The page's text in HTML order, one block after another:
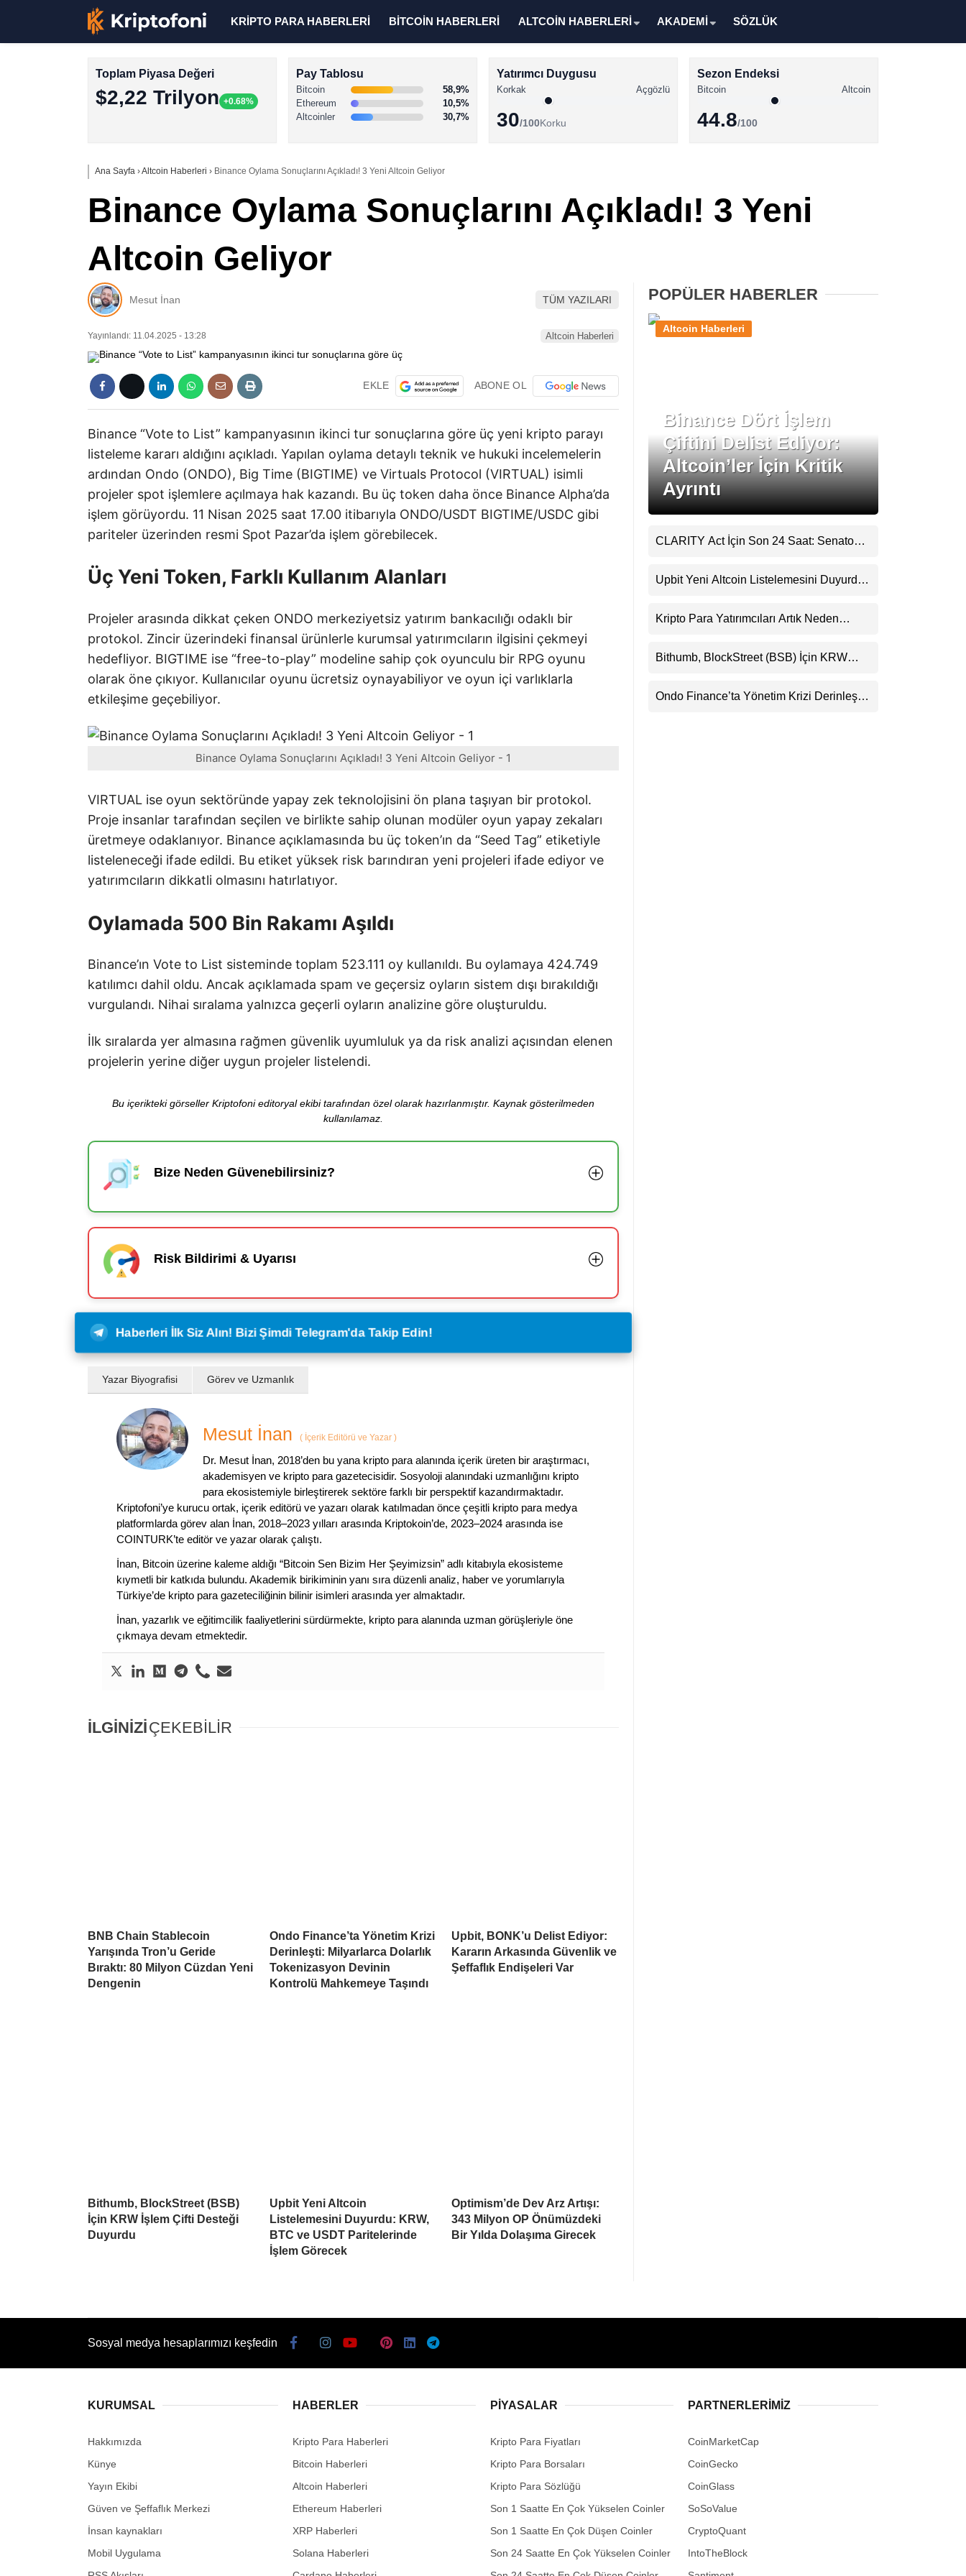
Altcoin Haberleri
XRP Haberleri
Telegram
KRİPTO PARA HABERLERİ BİTCOİN HABERLERİ ALTCOİN HABERLERİ AKADEMİ SÖZLÜK
Toplam Piyasa Değeri
$2,22 Trilyon +0.68%
Pay Tablosu
Bitcoin
58,9%
Ethereum
10,5%
Altcoinler
30,7%
Yatırımcı Duygusu
Korkak Açgözlü
30/100Korku
Sezon Endeksi
Bitcoin Altcoin
44.8/100
Ana Sayfa ›Altcoin Haberleri › Binance Oylama Sonuçlarını Açıkladı! 3 Yeni Altcoin Geliyor
Binance Oylama Sonuçlarını Açıkladı! 3 Yeni
Altcoin Geliyor
Mesut İnan TÜM YAZILARI
Yayınlandı: 11.04.2025 - 13:28 Altcoin Haberleri
EKLE ABONE OL
Binance “Vote to List” kampanyasının ikinci tur sonuçlarına göre üç yeni kripto parayı
listeleme kararı aldığını açıkladı. Yapılan oylama detaylı teknik ve hukuki incelemelerin
ardından Ondo (ONDO), Big Time (BIGTIME) ve Virtuals Protocol (VIRTUAL) isimli
projeler spot işlemlere açılmaya hak kazandı. Bu üç token daha önce Binance Alpha’da
işlem görüyordu. 11 Nisan 2025 saat 17.00 itibarıyla ONDO/USDT BIGTIME/USDC gibi
pariteler üzerinden resmi Spot Pazar’da işlem görebilecek.
Üç Yeni Token, Farklı Kullanım Alanları
Projeler arasında dikkat çeken ONDO merkeziyetsiz yatırım bankacılığı odaklı bir
protokol. Zincir üzerindeki finansal ürünlerle kurumsal yatırımcıların ilgisini çekmeyi
hedefliyor. BIGTIME ise “free-to-play” modeline sahip çok oyunculu bir RPG oyunu
olarak öne çıkıyor. Kullanıcılar oyunu ücretsiz oynayabiliyor ve oyun içi varlıklarla
etkileşime geçebiliyor.
Binance Oylama Sonuçlarını Açıkladı! 3 Yeni Altcoin Geliyor - 1
VIRTUAL ise oyun sektöründe yapay zek teknolojisini ön plana taşıyan bir protokol.
Proje insanlar tarafından seçilen ve birlikte sahip olunan modüler oyun yapay zekaları
üretmeye odaklanıyor. Binance açıklamasında bu üç token’ın da “Seed Tag” etiketiyle
listeleneceği ifade edildi. Bu etiket yüksek risk barındıran yeni projeleri ifade ediyor ve
yatırımcıların dikkatli olmasını hatırlatıyor.
Oylamada 500 Bin Rakamı Aşıldı
Binance’ın Vote to List sisteminde toplam 523.111 oy kullanıldı. Bu oylamaya 424.749
katılımcı dahil oldu. Ancak açıklamada spam ve geçersiz oyların sistem dışı bırakıldığı
vurgulandı. Nihai sıralama yalnızca geçerli oyların analizine göre oluşturuldu.
İlk sıralarda yer almasına rağmen güvenlik uyumluluk ya da risk analizi açısından elenen
projelerin yerine diğer uygun projeler listelendi.
Bu içerikteki görseller Kriptofoni editoryal ekibi tarafından özel olarak hazırlanmıştır. Kaynak gösterilmeden
kullanılamaz.
Bize Neden Güvenebilirsiniz?
Risk Bildirimi & Uyarısı
Haberleri İlk Siz Alın! Bizi Şimdi Telegram'da Takip Edin!
Yazar Biyografisi Görev ve Uzmanlık
Mesut İnan ( İçerik Editörü ve Yazar )
Dr. Mesut İnan, 2018’den bu yana kripto para alanında içerik üreten bir araştırmacı,
akademisyen ve kripto para gazetecisidir. Sosyoloji alanındaki uzmanlığını kripto
para ekosistemiyle birleştirerek sektöre farklı bir perspektif kazandırmaktadır.
Kriptofoni’ye kurucu ortak, içerik editörü ve yazarı olarak katılmadan önce çeşitli kripto para medya
platformlarda görev alan İnan, 2018–2023 yılları arasında Kriptokoin’de, 2023–2024 arasında ise
COINTURK’te editör ve yazar olarak çalıştı.
İnan, Bitcoin üzerine kaleme aldığı “Bitcoin Sen Bizim Her Şeyimizsin” adlı kitabıyla ekosisteme
kıymetli bir katkıda bulundu. Akademik birikiminin yanı sıra düzenli analiz, haber ve yorumlarıyla
Türkiye’de kripto para gazeteciliğinin bilinir isimleri arasında yer almaktadır.
İnan, yazarlık ve eğitimcilik faaliyetlerini sürdürmekte, kripto para alanında uzman görüşleriyle öne
çıkmaya devam etmektedir.
İLGİNİZİÇEKEBİLİR
BNB Chain Stablecoin
Yarışında Tron’u Geride
Bıraktı: 80 Milyon Cüzdan Yeni
Dengenin
Ondo Finance’ta Yönetim Krizi
Derinleşti: Milyarlarca Dolarlık
Tokenizasyon Devinin
Kontrolü Mahkemeye Taşındı
Upbit, BONK’u Delist Ediyor:
Kararın Arkasında Güvenlik ve
Şeffaflık Endişeleri Var
Bithumb, BlockStreet (BSB)
İçin KRW İşlem Çifti Desteği
Duyurdu
Upbit Yeni Altcoin
Listelemesini Duyurdu: KRW,
BTC ve USDT Paritelerinde
İşlem Görecek
Optimism’de Dev Arz Artışı:
343 Milyon OP Önümüzdeki
Bir Yılda Dolaşıma Girecek
POPÜLER HABERLER
Binance Dört İşlem
Çiftini Delist Ediyor:
Altcoin’ler İçin Kritik
Ayrıntı
Altcoin Haberleri
CLARITY Act İçin Son 24 Saat: Senato
Beklentisini Bozabilir
Upbit Yeni Altcoin Listelemesini Duyurdu:
Görecek
Kripto Para Yatırımcıları Artık Neden
Bithumb, BlockStreet (BSB) İçin KRW
Ondo Finance’ta Yönetim Krizi Derinleşti:
Sosyal medya hesaplarımızı keşfedin
KURUMSAL
Hakkımızda
Künye
Yayın Ekibi
Güven ve Şeffaflık Merkezi
İnsan kaynakları
Mobil Uygulama
HABERLER
Kripto Para Haberleri
Bitcoin Haberleri
Altcoin Haberleri
Ethereum Haberleri
XRP Haberleri
Solana Haberleri
PIYASALAR
Kripto Para Fiyatları
Kripto Para Borsaları
Kripto Para Sözlüğü
Son 1 Saatte En Çok Yükselen Coinler
Son 1 Saatte En Çok Düşen Coinler
Son 24 Saatte En Çok Yükselen Coinler
PARTNERLERIMIZ
CoinMarketCap
CoinGecko
CoinGlass
SoSoValue
CryptoQuant
IntoTheBlock